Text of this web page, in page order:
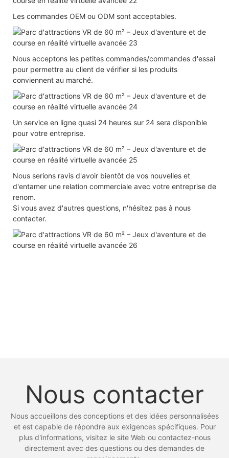
Les commandes OEM ou ODM sont acceptables.
Nous acceptons les petites commandes/commandes d'essai
pour permettre au client de vérifier si les produits
conviennent au marché.
Un service en ligne quasi 24 heures sur 24 sera disponible
pour votre entreprise.
Nous serions ravis d'avoir bientôt de vos nouvelles et
d'entamer une relation commerciale avec votre entreprise de
renom.
Si vous avez d'autres questions, n'hésitez pas à nous
contacter.
Nous contacter
Nous accueillons des conceptions et des idées personnalisées
et est capable de répondre aux exigences spécifiques. Pour
plus d'informations, visitez le site Web ou contactez-nous
directement avec des questions ou des demandes de